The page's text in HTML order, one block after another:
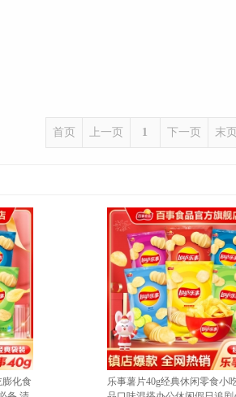
首页 上一页 1 下一页 末页
魔法士干脆面袋装20g/袋休闲膨化零